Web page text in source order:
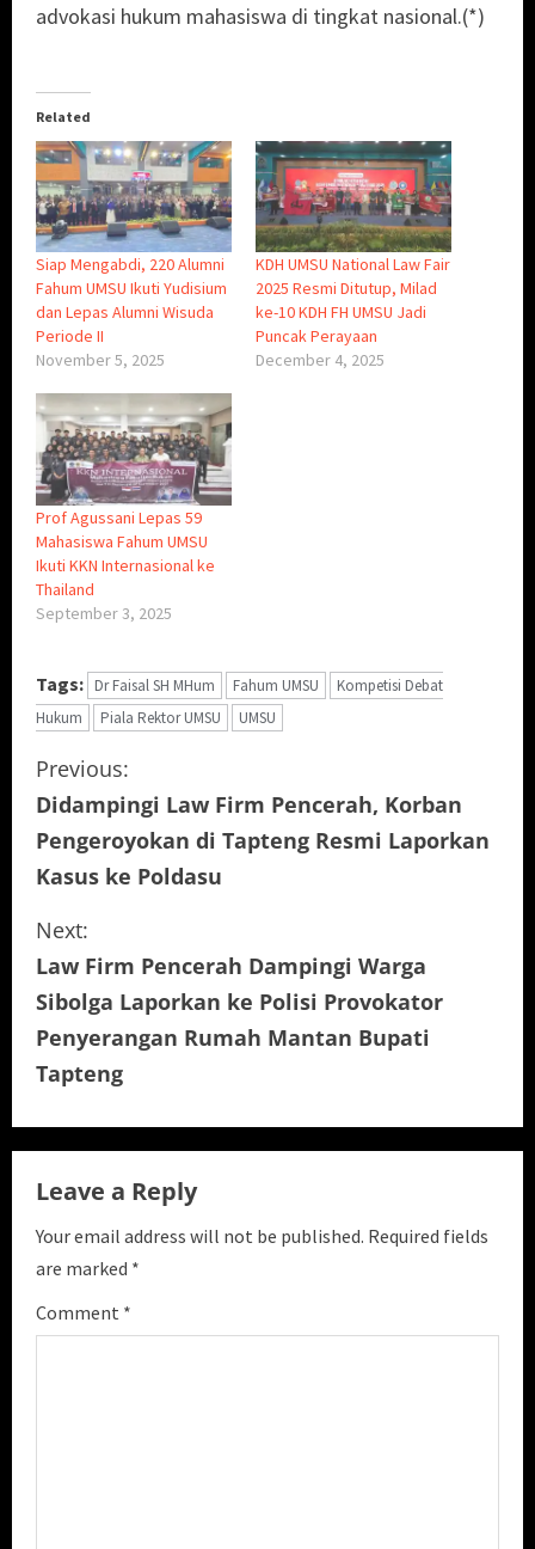
advokasi hukum mahasiswa di tingkat nasional.(*)
Related
Siap Mengabdi, 220 Alumni
Fahum UMSU Ikuti Yudisium
dan Lepas Alumni Wisuda
Periode II
November 5, 2025
KDH UMSU National Law Fair
2025 Resmi Ditutup, Milad
ke-10 KDH FH UMSU Jadi
Puncak Perayaan
December 4, 2025
Prof Agussani Lepas 59
Mahasiswa Fahum UMSU
Ikuti KKN Internasional ke
Thailand
September 3, 2025
Tags: Dr Faisal SH MHum Fahum UMSU
Kompetisi Debat
Hukum
Piala Rektor UMSU UMSU
C
o
n
t
i
n
u
e
R
e
a
d
Previous:
Didampingi Law Firm Pencerah, Korban
Pengeroyokan di Tapteng Resmi Laporkan
Kasus ke Poldasu
Next:
Law Firm Pencerah Dampingi Warga
Sibolga Laporkan ke Polisi Provokator
Penyerangan Rumah Mantan Bupati
Tapteng
Leave a Reply
Your email address will not be published. Required fields
are marked *
Comment *